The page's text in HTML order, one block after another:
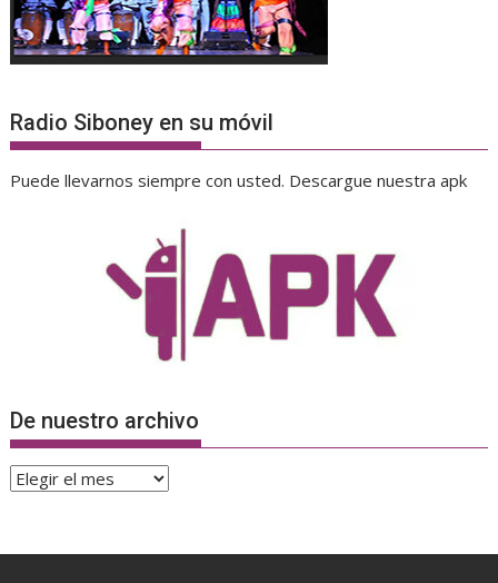
Radio Siboney en su móvil
Puede llevarnos siempre con usted. Descargue nuestra apk
De nuestro archivo
De